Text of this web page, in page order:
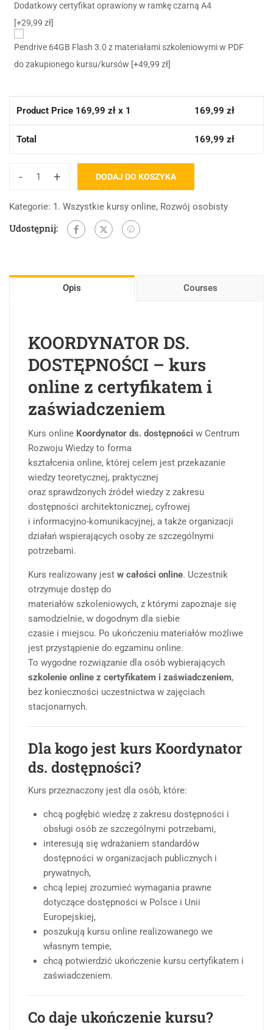
Dodatkowy certyfikat oprawiony w ramkę czarną A4
[+29,99 zł]
Pendrive 64GB Flash 3.0 z materiałami szkoleniowymi w PDF
do zakupionego kursu/kursów [+49,99 zł]
Product Price 169,99 zł x 1 169,99 zł
Total 169,99 zł
- + DODAJ DO KOSZYKA
Kategorie: 1. Wszystkie kursy online, Rozwój osobisty
Udostępnij:
Opis Courses
KOORDYNATOR DS.
DOSTĘPNOŚCI – kurs
online z certyfikatem i
zaświadczeniem
Kurs online Koordynator ds. dostępności w Centrum
Rozwoju Wiedzy to forma
kształcenia online, której celem jest przekazanie
wiedzy teoretycznej, praktycznej
oraz sprawdzonych źródeł wiedzy z zakresu
dostępności architektonicznej, cyfrowej
i informacyjno-komunikacyjnej, a także organizacji
działań wspierających osoby ze szczególnymi
potrzebami.
Kurs realizowany jest w całości online. Uczestnik
otrzymuje dostęp do
materiałów szkoleniowych, z którymi zapoznaje się
samodzielnie, w dogodnym dla siebie
czasie i miejscu. Po ukończeniu materiałów możliwe
jest przystąpienie do egzaminu online.
To wygodne rozwiązanie dla osób wybierających
szkolenie online z certyfikatem i zaświadczeniem,
bez konieczności uczestnictwa w zajęciach
stacjonarnych.
Dla kogo jest kurs Koordynator
ds. dostępności?
Kurs przeznaczony jest dla osób, które:
chcą pogłębić wiedzę z zakresu dostępności i
obsługi osób ze szczególnymi potrzebami,
interesują się wdrażaniem standardów
dostępności w organizacjach publicznych i
prywatnych,
chcą lepiej zrozumieć wymagania prawne
dotyczące dostępności w Polsce i Unii
Europejskiej,
poszukują kursu online realizowanego we
własnym tempie,
chcą potwierdzić ukończenie kursu certyfikatem i
zaświadczeniem.
Co daje ukończenie kursu?